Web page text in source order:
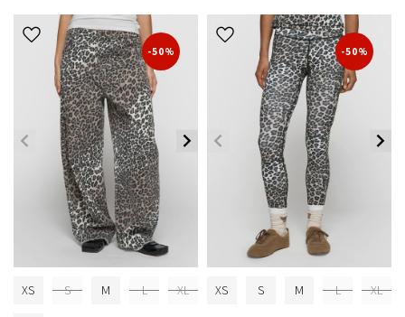
-50%
XS S M L XL
-50%
XS S M L XL